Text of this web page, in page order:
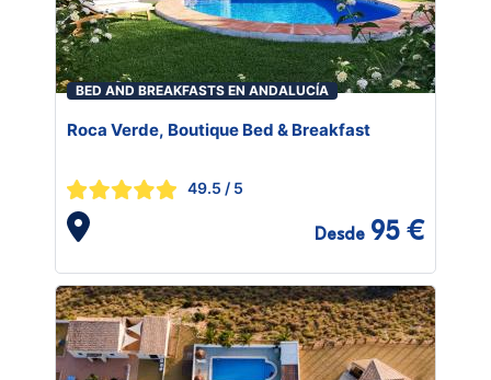
BED AND BREAKFASTS EN ANDALUCÍA
Roca Verde, Boutique Bed & Breakfast
49.5 / 5
Desde 95 €